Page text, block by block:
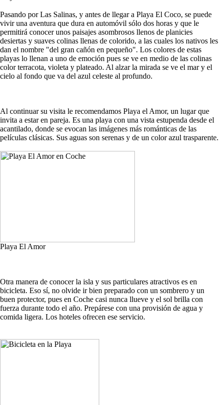
Pasando por Las Salinas, y antes de llegar a Playa El Coco, se puede
vivir una aventura que dura en automóvil sólo dos horas y que le
permitirá conocer unos paisajes asombrosos llenos de planicies
desiertas y suaves colinas llenas de colorido, a las cuales los nativos les
dan el nombre "del gran cañón en pequeño". Los colores de estas
playas lo llenan a uno de emoción pues se ve en medio de las colinas
color terracota, violeta y plateado. Al alzar la mirada se ve el mar y el
cielo al fondo que va del azul celeste al profundo.
Al continuar su visita le recomendamos Playa el Amor, un lugar que
invita a estar en pareja. Es una playa con una vista estupenda desde el
acantilado, donde se evocan las imágenes más románticas de las
películas clásicas. Sus aguas son serenas y de un color azul trasparente.
Playa El Amor
Otra manera de conocer la isla y sus particulares atractivos es en
bicicleta. Eso sí, no olvide ir bien preparado con un sombrero y un
buen protector, pues en Coche casi nunca llueve y el sol brilla con
fuerza durante todo el año. Prepárese con una provisión de agua y
comida ligera. Los hoteles ofrecen ese servicio.